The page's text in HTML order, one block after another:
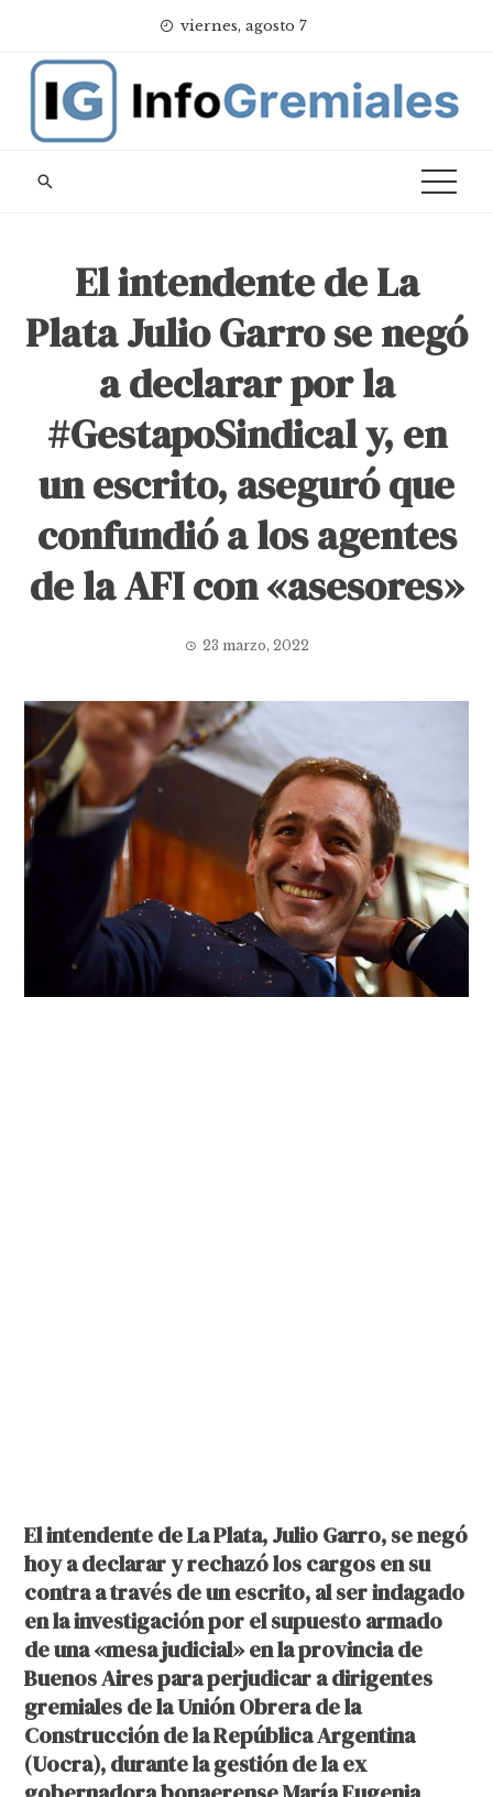
content
viernes, agosto 7
El intendente de La
Plata Julio Garro se negó
a declarar por la
#GestapoSindical y, en
un escrito, aseguró que
confundió a los agentes
de la AFI con «asesores»
23 marzo, 2022
El intendente de La Plata, Julio Garro, se negó
hoy a declarar y rechazó los cargos en su
contra a través de un escrito, al ser indagado
en la investigación por el supuesto armado
de una «mesa judicial» en la provincia de
Buenos Aires para perjudicar a dirigentes
gremiales de la Unión Obrera de la
Construcción de la República Argentina
(Uocra), durante la gestión de la ex